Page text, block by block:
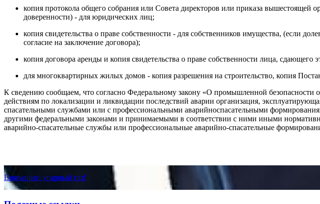
копия протокола общего собрания или Совета директоров или приказа вышестоящей
доверенности) - для юридических лиц;
копия свидетельства о праве собственности - для собственников имущества, (если
согласие на заключение договора);
копия договора аренды и копия свидетельства о праве собственности лица,
для многоквартирных жилых домов - копия разрешения на строительство, копия
К сведению сообщаем, что согласно Федеральному закону «О промышленной безопасности
действиям по локализации и ликвидации последствий аварии организация,
спасательными службами или с профессиональными аварийно­спасательными
другими федеральными законами и принимаемыми в соответствии с ними иными
аварийно-спасательные службы или профессиональные аварийно-спасательные
Внимание: угарный газ!